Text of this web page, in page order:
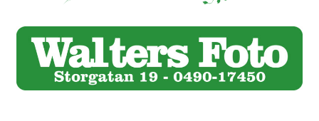
Kontakt